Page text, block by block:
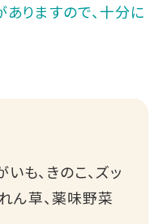
りますので、十分に
いも、きのこ、ズッ
ん草、薬味野菜